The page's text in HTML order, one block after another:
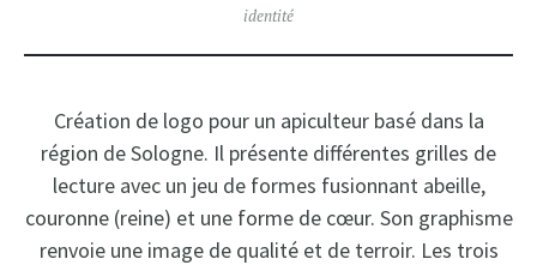
identité
Création de logo pour un apiculteur basé dans la
région de Sologne. Il présente différentes grilles de
lecture avec un jeu de formes fusionnant abeille,
couronne (reine) et une forme de cœur. Son graphisme
renvoie une image de qualité et de terroir. Les trois